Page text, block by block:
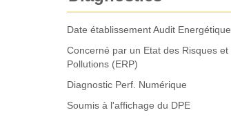
Date établissement Audit Energétique
Concerné par un Etat des Risques et
Pollutions (ERP)
Diagnostic Perf. Numérique
Soumis à l'affichage du DPE